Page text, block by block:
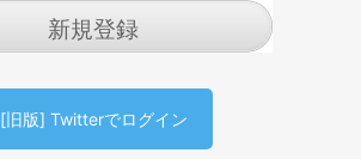
新規登録
[旧版] Twitterでログイン